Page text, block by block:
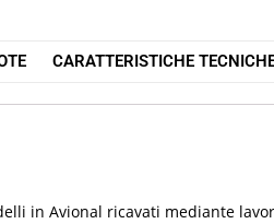
CARATTERISTICHE
in Avional ricavati mediante